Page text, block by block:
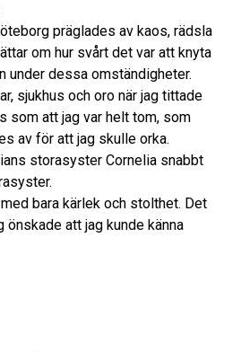
präglades av kaos, rädsla
om hur svårt det var att knyta
under dessa omständigheter.
sjukhus och oro när jag tittade
som att jag var helt tom, som
av för att jag skulle orka.
storasyster Cornelia snabbt
bara kärlek och stolthet. Det
önskade att jag kunde känna